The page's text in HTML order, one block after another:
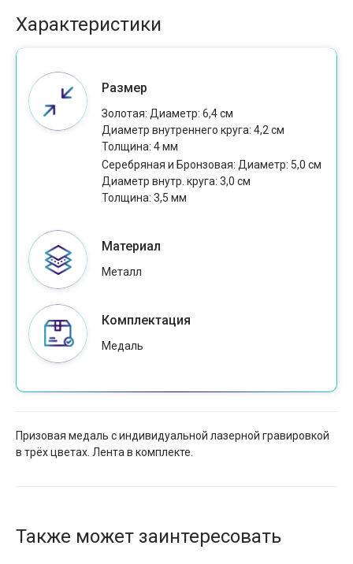
Характеристики
Размер
Золотая: Диаметр: 6,4 см
Диаметр внутреннего круга: 4,2 см
Толщина: 4 мм
Серебряная и Бронзовая: Диаметр: 5,0 см
Диаметр внутр. круга: 3,0 см
Толщина: 3,5 мм
Материал
Металл
Комплектация
Медаль
Призовая медаль с индивидуальной лазерной гравировкой
в трёх цветах. Лента в комплекте.
Также может заинтересовать